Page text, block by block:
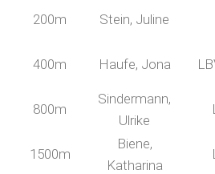
200m Stein, Juline
400m Haufe, Jona
800m
Sindermann,
Ulrike
1500m
Biene,
Katharina